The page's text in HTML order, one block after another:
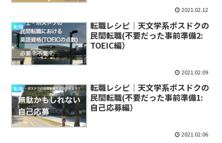
2021.02.12
転職
転職レシピ｜天文学系ポスドクの
民間転職(不要だった事前準備2:
TOEIC編）
2021.02.09
転職
転職レシピ｜天文学系ポスドクの
民間転職(不要だった事前準備1:
自己応募編）
2021.02.06